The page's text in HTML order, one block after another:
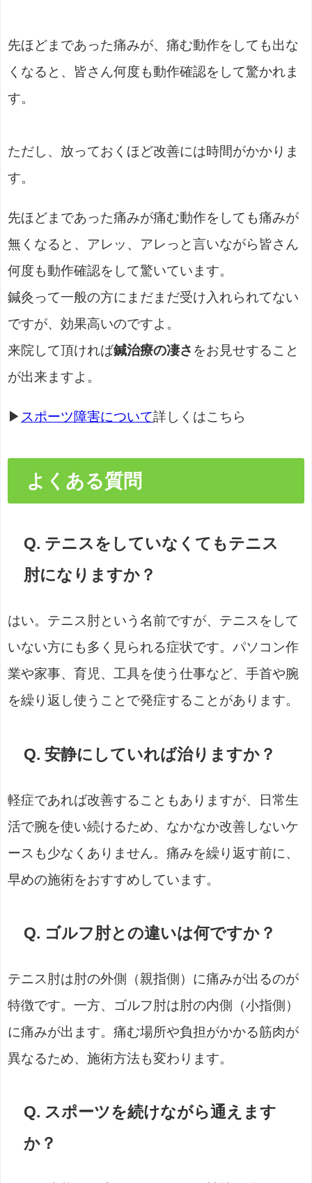
先ほどまであった痛みが、痛む動作をしても出な
くなると、皆さん何度も動作確認をして驚かれま
す。
ただし、放っておくほど改善には時間がかかりま
す。
先ほどまであった痛みが痛む動作をしても痛みが
無くなると、アレッ、アレっと言いながら皆さん
何度も動作確認をして驚いています。
鍼灸って一般の方にまだまだ受け入れられてない
ですが、効果高いのですよ。
来院して頂ければ鍼治療の凄さ をお見せすること
が出来ますよ。
▶ スポーツ障害について詳しくはこちら
よくある質問
Q. テニスをしていなくてもテニス
肘になりますか？
はい。テニス肘という名前ですが、テニスをして
いない方にも多く見られる症状です。パソコン作
業や家事、育児、工具を使う仕事など、手首や腕
を繰り返し使うことで発症することがあります。
Q. 安静にしていれば治りますか？
軽症であれば改善することもありますが、日常生
活で腕を使い続けるため、なかなか改善しないケ
ースも少なくありません。痛みを繰り返す前に、
早めの施術をおすすめしています。
Q. ゴルフ肘との違いは何ですか？
テニス肘は肘の外側（親指側）に痛みが出るのが
特徴です。一方、ゴルフ肘は肘の内側（小指側）
に痛みが出ます。痛む場所や負担がかかる筋肉が
異なるため、施術方法も変わります。
Q. スポーツを続けながら通えます
か？